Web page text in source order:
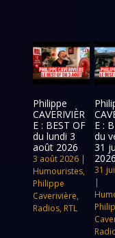
Philippe
CAVERIVIÈR
E : BEST OF
du lundi 3
août 2026
3 août 2026 |
Humouristes,
Philippe
Caverivière,
Radios, RTL
E :
du
31
2026
31
|